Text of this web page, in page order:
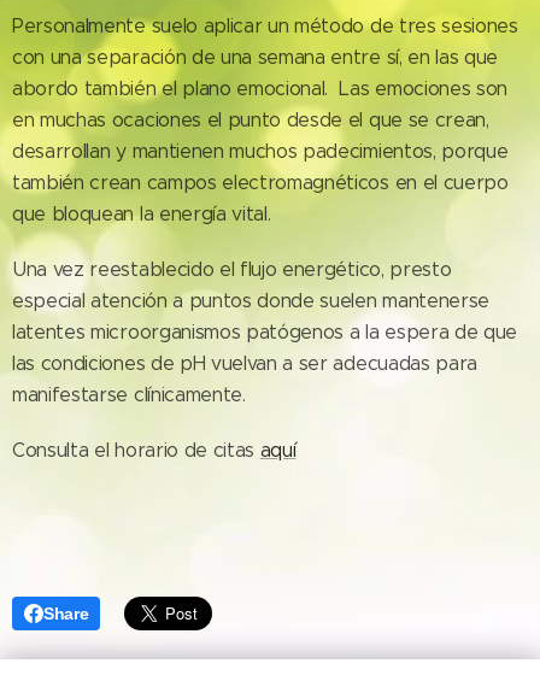
Personalmente suelo aplicar un método de tres sesiones
con una separación de una semana entre sí, en las que
abordo también el plano emocional. Las emociones son
en muchas ocaciones el punto desde el que se crean,
desarrollan y mantienen muchos padecimientos, porque
también crean campos electromagnéticos en el cuerpo
que bloquean la energía vital.
Una vez reestablecido el flujo energético, presto
especial atención a puntos donde suelen mantenerse
latentes microorganismos patógenos a la espera de que
las condiciones de pH vuelvan a ser adecuadas para
manifestarse clínicamente.
Consulta el horario de citas aquí
Share